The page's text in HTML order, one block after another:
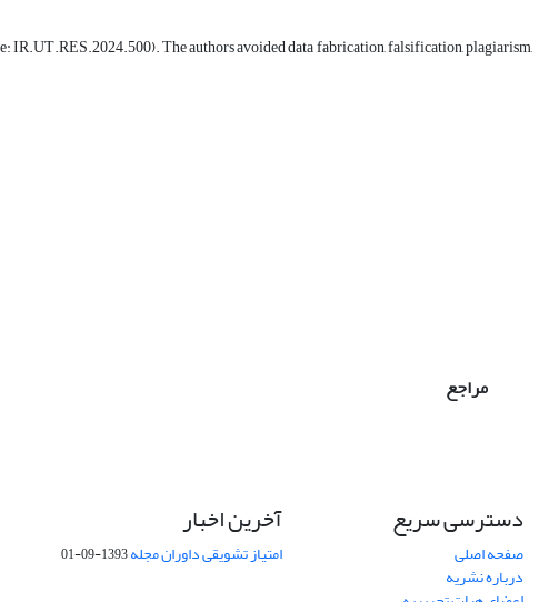
The authors avoided data fabrication, falsification, plagiarism,
مراجع
دسترسی سریع
صفحه اصلی
درباره نشریه
آخرین اخبار
امتیاز تشویقی داوران مجله1393-09-01